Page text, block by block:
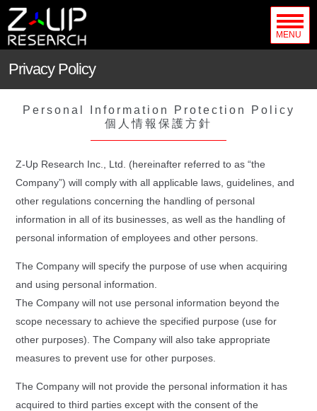
MENU
Privacy Policy
Personal Information Protection Policy
個人情報保護方針
Z-Up Research Inc., Ltd. (hereinafter referred to as “the
Company”) will comply with all applicable laws, guidelines, and
other regulations concerning the handling of personal
information in all of its businesses, as well as the handling of
personal information of employees and other persons.
The Company will specify the purpose of use when acquiring
and using personal information.
The Company will not use personal information beyond the
scope necessary to achieve the specified purpose (use for
other purposes). The Company will also take appropriate
measures to prevent use for other purposes.
The Company will not provide the personal information it has
acquired to third parties except with the consent of the